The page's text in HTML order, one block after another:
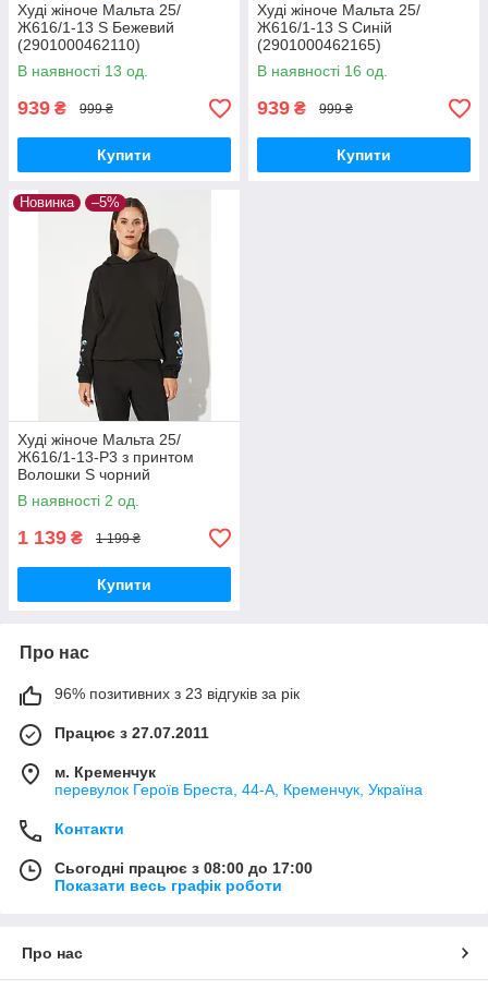
Худі жіноче Мальта 25/
Ж616/1-13 S Бежевий
(2901000462110)
В наявності 13 од.
939 ₴ 999 ₴
Купити
Худі жіноче Мальта 25/
Ж616/1-13 S Синій
(2901000462165)
В наявності 16 од.
939 ₴ 999 ₴
Купити
Новинка –5%
Худі жіноче Мальта 25/
Ж616/1-13-Р3 з принтом
Волошки S чорний
(2901000462301)
В наявності 2 од.
1 139 ₴ 1 199 ₴
Купити
Про нас
96% позитивних з 23 відгуків за рік
Працює з 27.07.2011
м. Кременчук
перевулок Героїв Бреста, 44-А, Кременчук, Україна
Контакти
Сьогодні працює з 08:00 до 17:00
Показати весь графік роботи
Про нас